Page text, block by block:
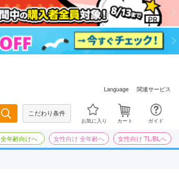
Language 関連サービス
こだわり条件
お気に入り カート ガイド
全年齢向けへ 女性向け 全年齢へ 女性向け TL/BLへ